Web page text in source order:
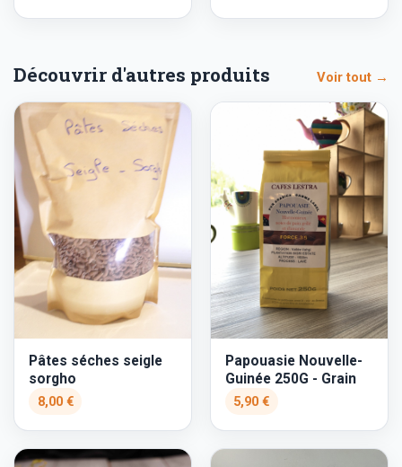
Découvrir d'autres produits Voir tout →
Pâtes séches seigle
sorgho
8,00 €
Papouasie Nouvelle-
Guinée 250G - Grain
5,90 €